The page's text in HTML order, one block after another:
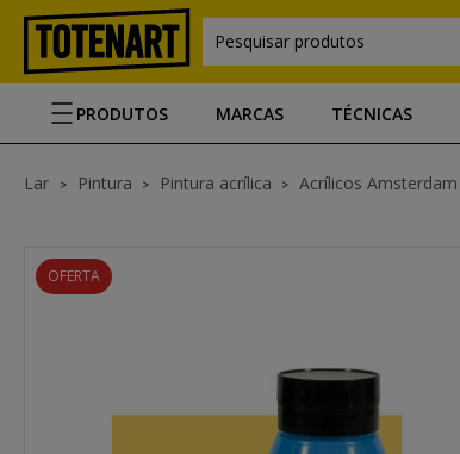
Pesquisar produtos
PRODUTOS MARCAS TÉCNICAS
Lar Pintura Pintura acrílica Acrílicos Amsterdam
OFERTA